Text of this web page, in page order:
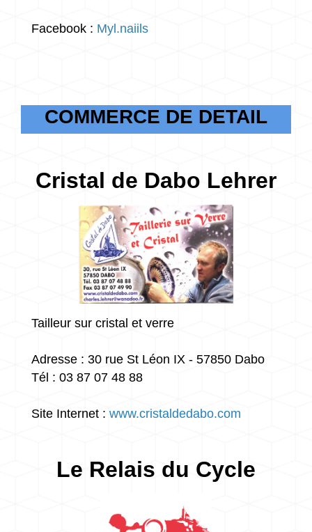
Facebook : Myl.naiils
COMMERCE DE DETAIL
Cristal de Dabo Lehrer
Tailleur sur cristal et verre
Adresse : 30 rue St Léon IX - 57850 Dabo
Tél : 03 87 07 48 88
Site Internet : www.cristaldedabo.com
Le Relais du Cycle